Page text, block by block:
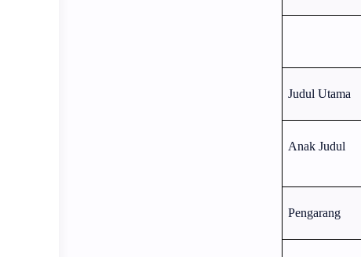
Judul Utama
Anak Judul
Pengarang